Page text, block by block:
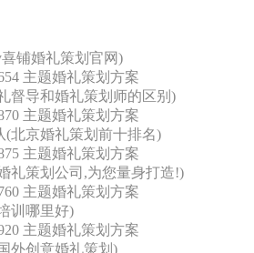
铺婚礼策划官网)
主题婚礼策划方案
督导和婚礼策划师的区别)
主题婚礼策划方案
(北京婚礼策划前十排名)
主题婚礼策划方案
礼策划公司,为您量身打造!)
主题婚礼策划方案
训哪里好)
主题婚礼策划方案
外创意婚礼策划)